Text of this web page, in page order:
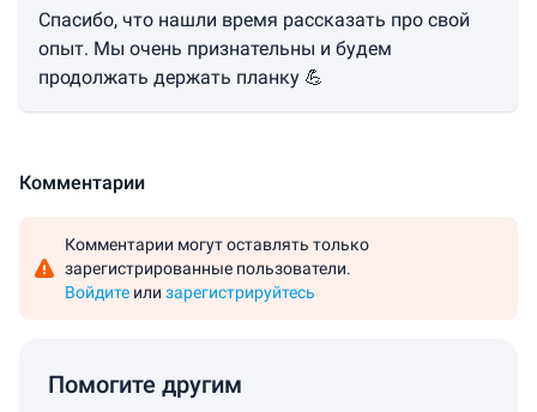
Спасибо, что нашли время рассказать про свой
опыт. Мы очень признательны и будем
продолжать держать планку 💪
Комментарии
Комментарии могут оставлять только
зарегистрированные пользователи.
Войдите или зарегистрируйтесь
Помогите другим